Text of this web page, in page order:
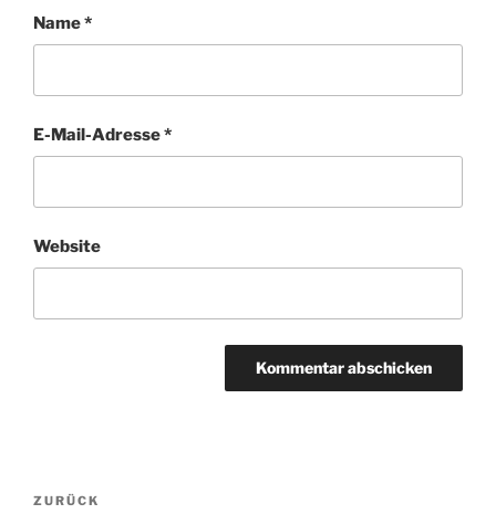
Name*
E-Mail-Adresse*
Website
Beitragsnavigation
Vorheriger
ZURÜCK